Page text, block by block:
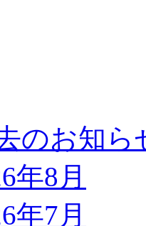
のお知ら
年8月
年7月